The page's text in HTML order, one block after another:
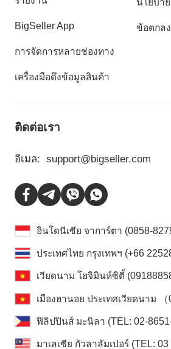
BigSeller App
การจัดการหลายช่องทาง
เครื่องมือดึงข้อมูลสินค้า
ข้อตกล
ติดต่อเรา
อีเมล: support@bigseller.com
อินโดนีเซีย จาการ์ตา (0858-
ประเทศไทย กรุงเทพฯ (+66
เวียดนาม โฮจิมินห์ซิตี้
เมืองฮานอย ประเทศเวียดนาม （
ฟิลิปปินส์ มะนิลา (TEL: 02-
มาเลเซีย กัวลาลัมเปอร์ (TEL: